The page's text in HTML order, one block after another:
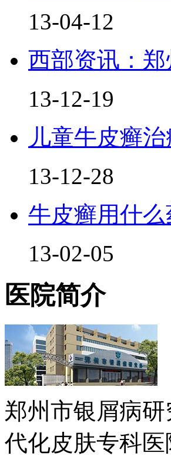
13-04-12
西部资讯：
13-12-19
儿童牛皮癣
13-12-28
牛皮癣用什
13-02-05
医院简介
郑州市银屑病
代化皮肤专科